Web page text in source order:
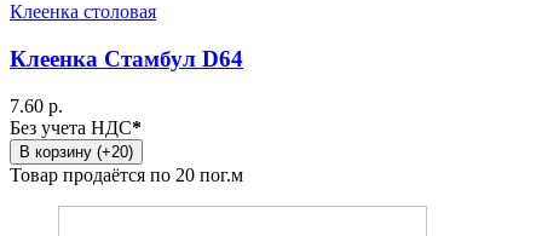
Клеенка столовая
Клеенка Стамбул D64
7.60 р.
Без учета НДС*
В корзину (+20)
Товар продаётся по 20 пог.м